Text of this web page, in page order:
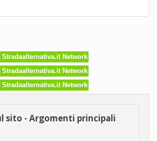
Stradaalternativa.it Network
Stradaalternativa.it Network
Stradaalternativa.it Network
sito - Argomenti principali